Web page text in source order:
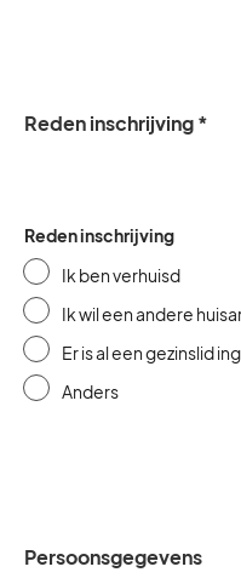
Reden inschrijving *
Reden inschrijving
Ik ben verhuisd
Ik wil een andere
Er is al een gezinslid
Anders
Persoonsgegevens